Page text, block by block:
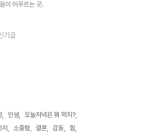
이 머무르는 곳.
기글
인생
오늘저녁은 뭐 먹지?
소중함 결혼 감동
힘